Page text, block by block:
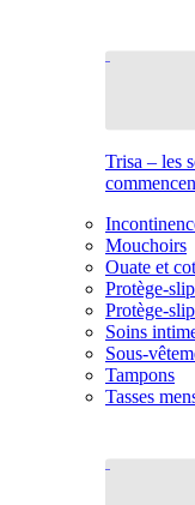
Trisa – les
Mouchoirs
Ouate et
Protège-
Protège-
Soins
Sous-
Tampons
Tasses